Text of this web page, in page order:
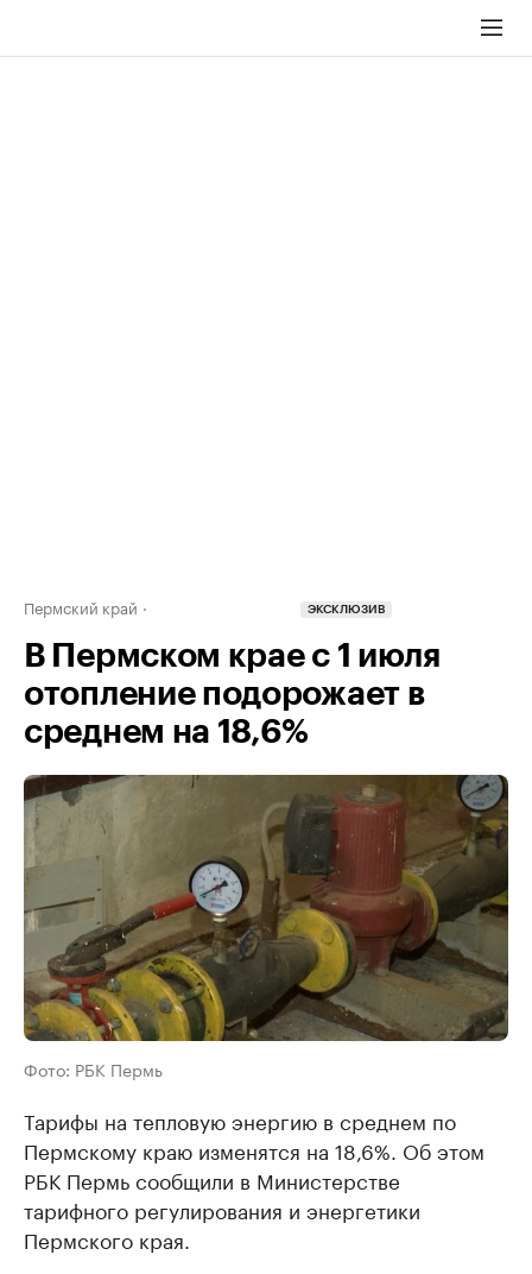
Пермский край ЭКСКЛЮЗИВ
В Пермском крае с 1 июля
отопление подорожает в
среднем на 18,6%
Фото: РБК Пермь
Тарифы на тепловую энергию в среднем по
Пермскому краю изменятся на 18,6%. Об этом
РБК Пермь сообщили в Министерстве
тарифного регулирования и энергетики
Пермского края.